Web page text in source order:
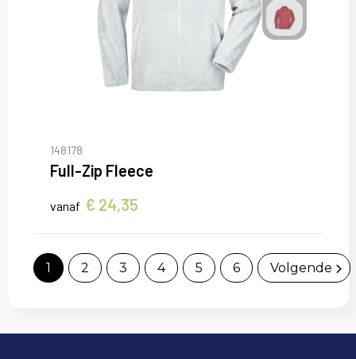
148178
Full-Zip Fleece
vanaf € 24,35
1 2 3 4 5 6 Volgende